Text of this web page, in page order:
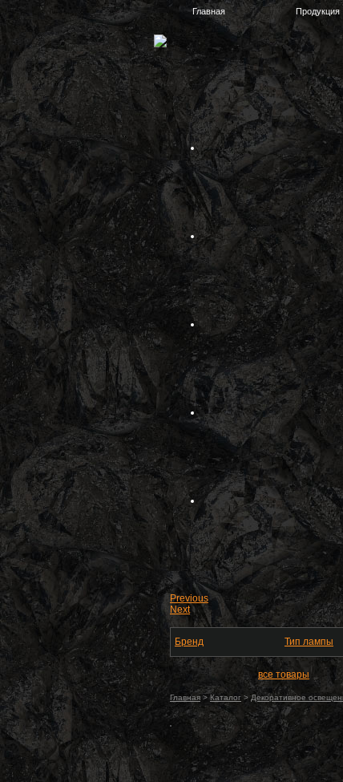
Главная Продукция
Previous
Next
Бренд Тип лампы
все товары
Главная >Каталог >Декоративное